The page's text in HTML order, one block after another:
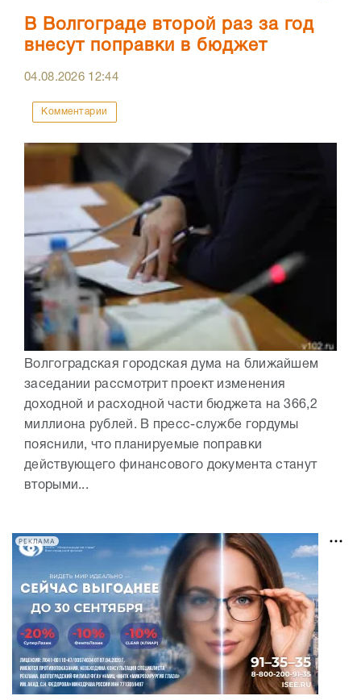
В Волгограде второй раз за год
внесут поправки в бюджет
04.08.2026 12:44
Комментарии
Волгоградская городская дума на ближайшем
заседании рассмотрит проект изменения
доходной и расходной части бюджета на 366,2
миллиона рублей. В пресс-службе гордумы
пояснили, что планируемые поправки
действующего финансового документа станут
вторыми...
РЕКЛАМА